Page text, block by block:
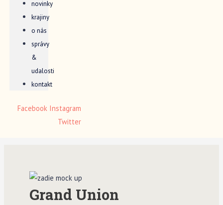
novinky
krajiny
o nás
správy
&
udalosti
kontakt
Facebook Instagram
Twitter
Grand Union